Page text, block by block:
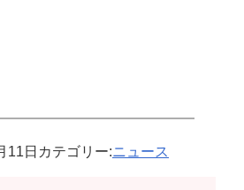
11日 カテゴリー:ニュース